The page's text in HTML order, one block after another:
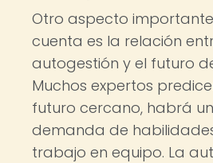
Otro aspecto
cuenta es la relación
autogestión y el futuro
Muchos expertos
futuro cercano, habrá
demanda de
trabajo en equipo. La